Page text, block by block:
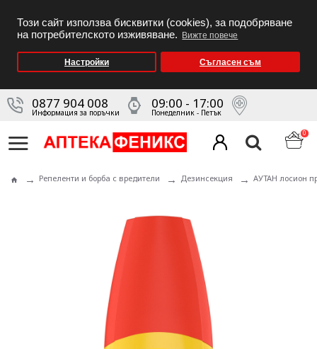
Този сайт използва бисквитки (cookies), за подобряване
на потребителското изживяване.
Вижте повече
Настройки Съгласен съм
0877 904 008
Информация за поръчки
09:00 - 17:00
Понеделник - Петък
0
Репеленти и борба с вредители Дезинсекция АУТАН лосион